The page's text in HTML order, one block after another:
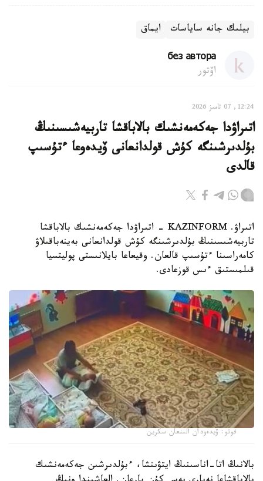
بيلىك جانە ساياسات ايماق
без автора
اۆتور
12:24, 07 تامىز 2026
اتىراۋدا جەكەمەنشىك بالاباقشا تاربيەشىسىنىڭ
بۇلدىرشىنگە كۇش قولدانعانى ۆيدەوعا ءتۇسىپ
قالدى
اتىراۋ. KAZINFORM - اتىراۋدا جەكەمەنشىك بالاباقشا
تاربيەشىسىنىڭ بۇلدىرشىنگە كۇش قولدانعانى بەينەباقىلاۋ
كامەراسىنا ءتۇسىپ قالعان. وقيعاعا بايلانىستى پوليتسيا
قىلمىستىق ءىس قوزعادى.
فوتو: ۆيدەودان الىنعان سكرين
بالانىڭ اتا-اناسىنىڭ ايتۋىنشا، ءبۇلدىرشىن جەكەمەنشىك